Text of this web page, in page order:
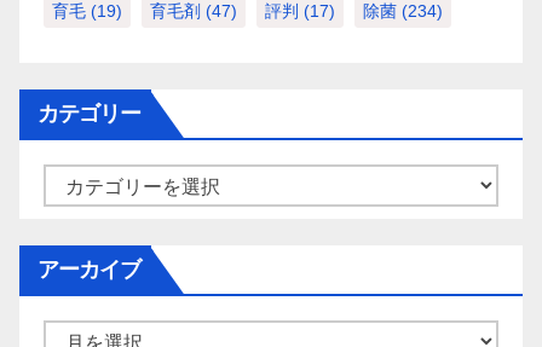
育毛 (19) 育毛剤 (47) 評判 (17) 除菌 (234)
カテゴリー
ー
アーカイブ